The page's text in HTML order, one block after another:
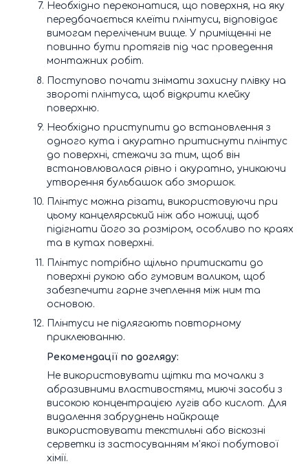
Необхідно переконатися, що поверхня, на яку
передбачається клеїти плінтуси, відповідає
вимогам переліченим вище. У приміщенні не
повинно бути протягів під час проведення
монтажних робіт.
Поступово почати знімати захисну плівку на
звороті плінтуса, щоб відкрити клейку
поверхню.
Необхідно приступити до встановлення з
одного кута і акуратно притиснути плінтус
до поверхні, стежачи за тим, щоб він
встановлювалася рівно і акуратно, уникаючи
утворення бульбашок або зморшок.
Плінтус можна різати, використовуючи при
цьому канцелярський ніж або ножиці, щоб
підігнати його за розміром, особливо по краях
та в кутах поверхні.
Плінтус потрібно щільно притискати до
поверхні рукою або гумовим валиком, щоб
забезпечити гарне зчеплення між ним та
основою.
Плінтуси не підлягають повторному
приклеюванню.
Рекомендації по догляду:
Не використовувати щітки та мочалки з
абразивними властивостями, миючі засоби з
високою концентрацією лугів або кислот. Для
видалення забруднень найкраще
використовувати текстильні або віскозні
серветки із застосуванням м'якої побутової
хімії.